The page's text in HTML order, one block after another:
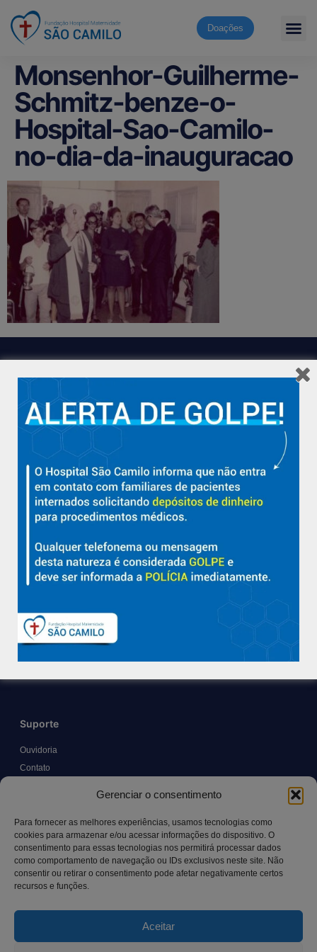
Gerenciar o consentimento
Para fornecer as melhores experiências, usamos tecnologias como
cookies para armazenar e/ou acessar informações do dispositivo. O
consentimento para essas tecnologias nos permitirá processar dados
como comportamento de navegação ou IDs exclusivos neste site. Não
consentir ou retirar o consentimento pode afetar negativamente certos
recursos e funções.
Aceitar
Doações
Monsenhor-Guilherme-
Schmitz-benze-o-
Hospital-Sao-Camilo-
no-dia-da-inauguracao
Hospital São Camilo – há mais de 50 anos cuidando da saúde
com qualidade, acolhimento e compromisso com a vida em
Aracruz e região.
Sobre
Diretorias
Políticas e Normas
Suporte
Ouvidoria
Contato
Canal LGPD e Segurança da Informação
Contato